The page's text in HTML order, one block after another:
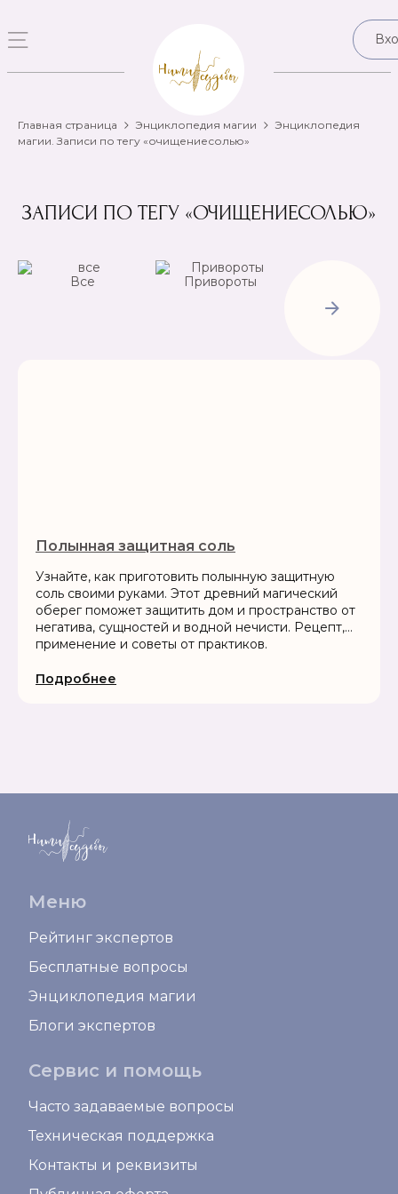
Главная страница Энциклопедия магии
Энциклопедия
магии. Записи по тегу «очищениесолью»
ЗАПИСИ ПО ТЕГУ «ОЧИЩЕНИЕСОЛЬЮ»
Все
Привороты
Рассорки
Полынная защитная соль
Узнайте, как приготовить полынную защитную
соль своими руками. Этот древний магический
оберег поможет защитить дом и пространство от
негатива, сущностей и водной нечисти. Рецепт,
применение и советы от практиков.
Подробнее
Меню
Рейтинг экспертов
Бесплатные вопросы
Энциклопедия магии
Блоги экспертов
Сервис и помощь
Часто задаваемые вопросы
Техническая поддержка
Контакты и реквизиты